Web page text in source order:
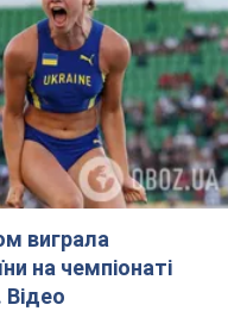
виграла
на чемпіонаті
Відео